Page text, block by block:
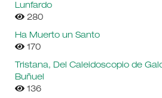
Lunfardo
280
Ha Muerto un Santo
170
Tristana, Del Caleidoscopio de
Buñuel
136